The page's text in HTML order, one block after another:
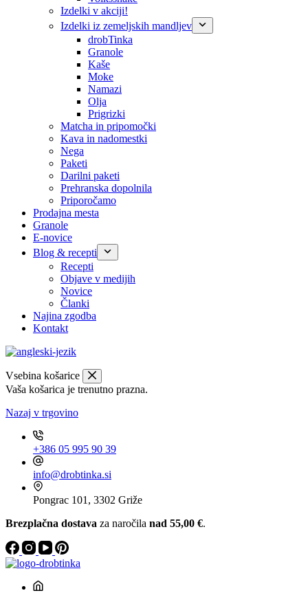
Izdelki v akciji!
Izdelki iz zemeljskih mandljev
drobTinka
Granole
Kaše
Moke
Namazi
Olja
Prigrizki
Matcha in pripomočki
Kava in nadomestki
Nega
Paketi
Darilni paketi
Prehranska dopolnila
Priporočamo
Prodajna mesta
Granole
E-novice
Blog & recepti
Recepti
Objave v medijih
Novice
Članki
Najina zgodba
Kontakt
Vsebina košarice
Vaša košarica je trenutno prazna.
Nazaj v trgovino
+386 05 995 90 39
info@drobtinka.si
Pongrac 101, 3302 Griže
Brezplačna dostava za naročila nad 55,00 €.